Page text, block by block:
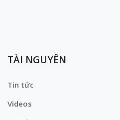
TÀI NGUYÊN
Tin tức
Videos